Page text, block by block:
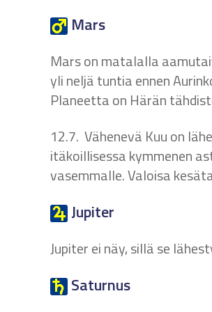
Mars
Mars on matalalla
yli neljä tuntia ennen
Planeetta on Härän
12.7. Vähenevä Kuu on
itäkoillisessa kymmenen
vasemmalle. Valoisa
Jupiter
Jupiter ei näy, sillä se
Saturnus